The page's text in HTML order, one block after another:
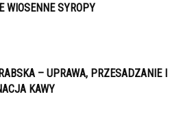
WIOSENNE SYROPY
– UPRAWA, PRZESADZANIE I
KAWY